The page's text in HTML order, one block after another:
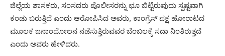
ಜಿಲ್ಲೆಯ ಶಾಸಕರು, ಸಂಸದರು ಪೊಲೀಸರನ್ನು ಛೂ ಬಿಟ್ಟಿರುವುದು ಸ್ಪಷ್ಟವಾಗಿ
ಕಂಡು ಬರುತ್ತಿದೆ ಎಂದು ಆರೋಪಿಸಿದ ಅವರು, ಕಾಂಗ್ರೆಸ್ ಪಕ್ಷ ಹೋರಾಟದ
ಮೂಲಕ ಜನಾಂದೋಲನ ನಡೆಸುತ್ತಿರುವವರ ಬೆಂಬಲಕ್ಕೆ ಸದಾ ನಿಂತಿರುತ್ತದೆ
ಎಂದು ಅವರು ಹೇಳಿದರು.